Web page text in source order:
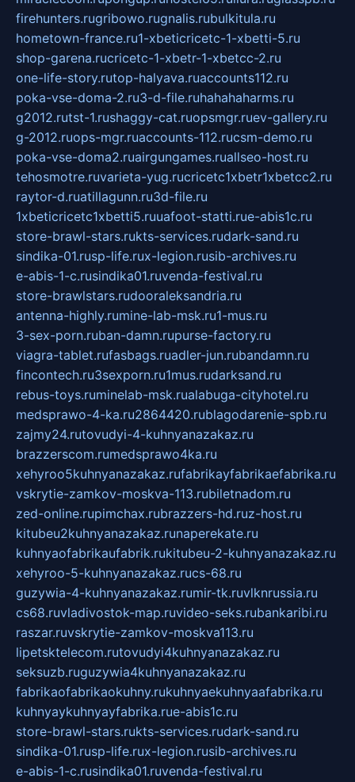
firehunters.rugribowo.rugnalis.rubulkitula.ru
hometown-france.ru1-xbeticricetc-1-xbetti-5.ru
shop-garena.rucricetc-1-xbetr-1-xbetcc-2.ru
one-life-story.rutop-halyava.ruaccounts112.ru
poka-vse-doma-2.ru3-d-file.ruhahahaharms.ru
g2012.rutst-1.rushaggy-cat.ruopsmgr.ruev-gallery.ru
g-2012.ruops-mgr.ruaccounts-112.rucsm-demo.ru
poka-vse-doma2.ruairgungames.ruallseo-host.ru
tehosmotre.ruvarieta-yug.rucricetc1xbetr1xbetcc2.ru
raytor-d.ruatillagunn.ru3d-file.ru
1xbeticricetc1xbetti5.ruuafoot-statti.rue-abis1c.ru
store-brawl-stars.rukts-services.rudark-sand.ru
sindika-01.rusp-life.rux-legion.rusib-archives.ru
e-abis-1-c.rusindika01.ruvenda-festival.ru
store-brawlstars.rudooraleksandria.ru
antenna-highly.rumine-lab-msk.ru1-mus.ru
3-sex-porn.ruban-damn.rupurse-factory.ru
viagra-tablet.rufasbags.ruadler-jun.rubandamn.ru
fincontech.ru3sexporn.ru1mus.rudarksand.ru
rebus-toys.ruminelab-msk.rualabuga-cityhotel.ru
medsprawo-4-ka.ru2864420.rublagodarenie-spb.ru
zajmy24.rutovudyi-4-kuhnyanazakaz.ru
brazzerscom.rumedsprawo4ka.ru
xehyroo5kuhnyanazakaz.rufabrikayfabrikaefabrika.ru
vskrytie-zamkov-moskva-113.rubiletnadom.ru
zed-online.rupimchax.rubrazzers-hd.ruz-host.ru
kitubeu2kuhnyanazakaz.runaperekate.ru
kuhnyaofabrikaufabrik.rukitubeu-2-kuhnyanazakaz.ru
xehyroo-5-kuhnyanazakaz.rucs-68.ru
guzywia-4-kuhnyanazakaz.rumir-tk.ruvlknrussia.ru
cs68.ruvladivostok-map.ruvideo-seks.rubankaribi.ru
raszar.ruvskrytie-zamkov-moskva113.ru
lipetsktelecom.rutovudyi4kuhnyanazakaz.ru
seksuzb.ruguzywia4kuhnyanazakaz.ru
fabrikaofabrikaokuhny.rukuhnyaekuhnyaafabrika.ru
kuhnyaykuhnyayfabrika.rue-abis1c.ru
store-brawl-stars.rukts-services.rudark-sand.ru
sindika-01.rusp-life.rux-legion.rusib-archives.ru
e-abis-1-c.rusindika01.ruvenda-festival.ru